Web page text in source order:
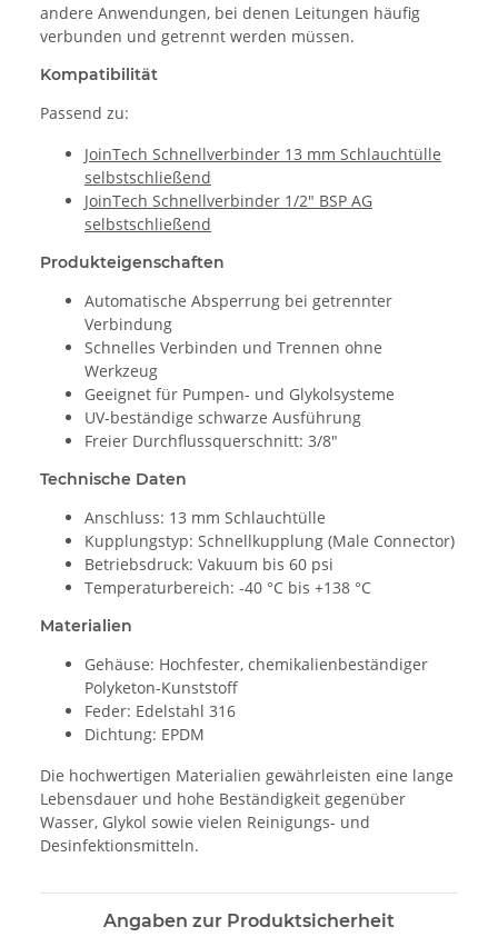
andere Anwendungen, bei denen Leitungen häufig
verbunden und getrennt werden müssen.
Kompatibilität
Passend zu:
JoinTech Schnellverbinder 13 mm Schlauchtülle
selbstschließend
JoinTech Schnellverbinder 1/2" BSP AG
selbstschließend
Produkteigenschaften
Automatische Absperrung bei getrennter
Verbindung
Schnelles Verbinden und Trennen ohne
Werkzeug
Geeignet für Pumpen- und Glykolsysteme
UV-beständige schwarze Ausführung
Freier Durchflussquerschnitt: 3/8"
Technische Daten
Anschluss: 13 mm Schlauchtülle
Kupplungstyp: Schnellkupplung (Male Connector)
Betriebsdruck: Vakuum bis 60 psi
Temperaturbereich: -40 °C bis +138 °C
Materialien
Gehäuse: Hochfester, chemikalienbeständiger
Polyketon-Kunststoff
Feder: Edelstahl 316
Dichtung: EPDM
Die hochwertigen Materialien gewährleisten eine lange
Lebensdauer und hohe Beständigkeit gegenüber
Wasser, Glykol sowie vielen Reinigungs- und
Desinfektionsmitteln.
Angaben zur Produktsicherheit